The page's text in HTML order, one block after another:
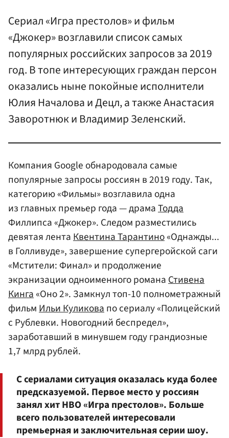
Сериал «Игра престолов» и фильм
«Джокер» возглавили список самых
популярных российских запросов за 2019
год. В топе интересующих граждан персон
оказались ныне покойные исполнители
Юлия Началова и Децл, а также Анастасия
Заворотнюк и Владимир Зеленский.
Компания Google обнародовала самые
популярные запросы россиян в 2019 году. Так,
категорию «Фильмы» возглавила одна
из главных премьер года — драмаТодда
Филлипса «Джокер». Следом разместились
девятая лентаКвентина Тарантино«Однажды...
в Голливуде», завершение супергеройской саги
«Мстители: Финал» и продолжение
экранизации одноименного романаСтивена
Кинга«Оно 2». Замкнул топ-10 полнометражный
фильмИльи Куликовапо сериалу «Полицейский
с Рублевки. Новогодний беспредел»,
заработавший в минувшем году грандиозные
1,7 млрд рублей.
С сериалами ситуация оказалась куда более
предсказуемой. Первое место у россиян
занял хит HBO «Игра престолов». Больше
всего пользователей интересовали
премьерная и заключительная серии шоу.